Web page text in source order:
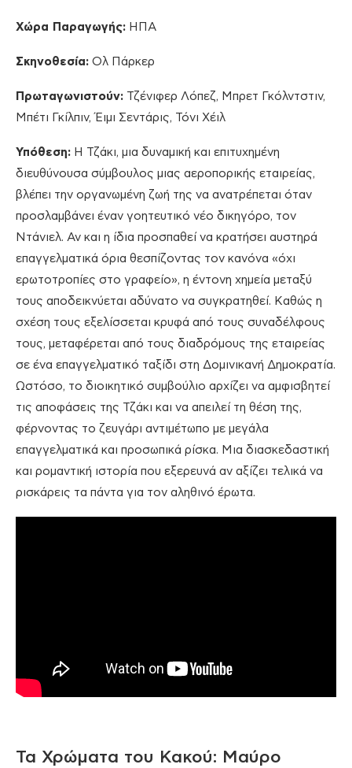
Χώρα Παραγωγής: ΗΠΑ
Σκηνοθεσία: Ολ Πάρκερ
Πρωταγωνιστούν: Τζένιφερ Λόπεζ, Μπρετ Γκόλντστιν,
Μπέτι Γκίλπιν, Έιμι Σεντάρις, Τόνι Χέιλ
Υπόθεση: Η Τζάκι, μια δυναμική και επιτυχημένη
διευθύνουσα σύμβουλος μιας αεροπορικής εταιρείας,
βλέπει την οργανωμένη ζωή της να ανατρέπεται όταν
προσλαμβάνει έναν γοητευτικό νέο δικηγόρο, τον
Ντάνιελ. Αν και η ίδια προσπαθεί να κρατήσει αυστηρά
επαγγελματικά όρια θεσπίζοντας τον κανόνα «όχι
ερωτοτροπίες στο γραφείο», η έντονη χημεία μεταξύ
τους αποδεικνύεται αδύνατο να συγκρατηθεί. Καθώς η
σχέση τους εξελίσσεται κρυφά από τους συναδέλφους
τους, μεταφέρεται από τους διαδρόμους της εταιρείας
σε ένα επαγγελματικό ταξίδι στη Δομινικανή Δημοκρατία.
Ωστόσο, το διοικητικό συμβούλιο αρχίζει να αμφισβητεί
τις αποφάσεις της Τζάκι και να απειλεί τη θέση της,
φέρνοντας το ζευγάρι αντιμέτωπο με μεγάλα
επαγγελματικά και προσωπικά ρίσκα. Μια διασκεδαστική
και ρομαντική ιστορία που εξερευνά αν αξίζει τελικά να
ρισκάρεις τα πάντα για τον αληθινό έρωτα.
Τα Χρώματα του Κακού: Μαύρο